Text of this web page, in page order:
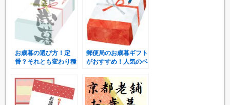
お歳暮の選び方！定
番？それとも変わり種
郵便局のお歳暮ギフト
がおすすめ！人気のベ